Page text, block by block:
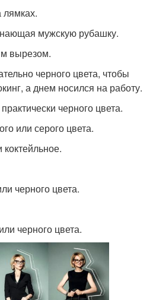
лямках.
мужскую рубашку.
вырезом.
черного цвета, чтобы
а днем носился на работу.
черного цвета.
или серого цвета.
черного цвета.
черного цвета.